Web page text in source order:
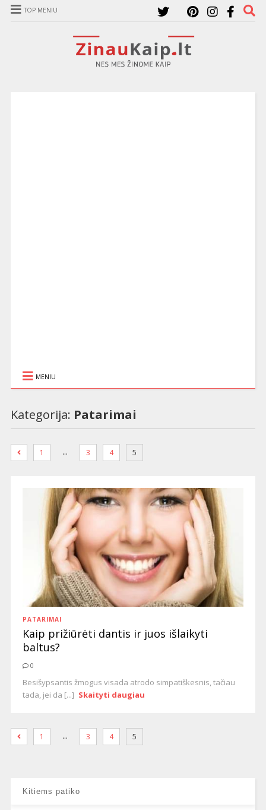
TOP MENIU
MENIU
Kategorija: Patarimai
1 … 3 4 5
PATARIMAI
Kaip prižiūrėti dantis ir juos išlaikyti
baltus?
0
Besišypsantis žmogus visada atrodo simpatiškesnis, tačiau
tada, jei da [...] Skaityti daugiau
1 … 3 4 5
Kitiems patiko